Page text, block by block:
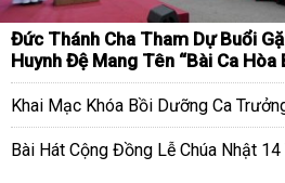
Đức Thánh Cha Tham Dự Buổi
Huynh Đệ Mang Tên “Bài Ca Hòa
Khai Mạc Khóa Bồi Dưỡng Ca
Bài Hát Cộng Đồng Lễ Chúa Nhật